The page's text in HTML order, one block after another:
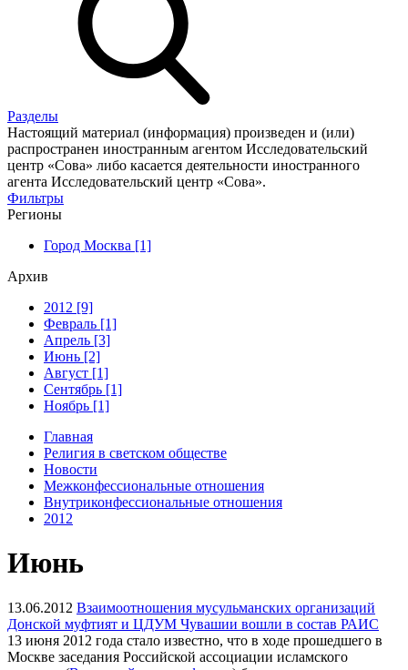
Разделы
Настоящий материал (информация) произведен и (или)
распространен иностранным агентом Исследовательский
центр «Сова» либо касается деятельности иностранного
агента Исследовательский центр «Сова».
Фильтры
Регионы
Город Москва [1]
Архив
2012 [9]
Февраль [1]
Апрель [3]
Июнь [2]
Август [1]
Сентябрь [1]
Ноябрь [1]
Главная
Религия в светском обществе
Новости
Межконфессиональные отношения
Внутриконфессиональные отношения
2012
Июнь
13.06.2012 Взаимоотношения мусульманских организаций
Донской муфтият и ЦДУМ Чувашии вошли в состав РАИС
13 июня 2012 года стало известно, что в ходе прошедшего в
Москве заседания Российской ассоциации исламского